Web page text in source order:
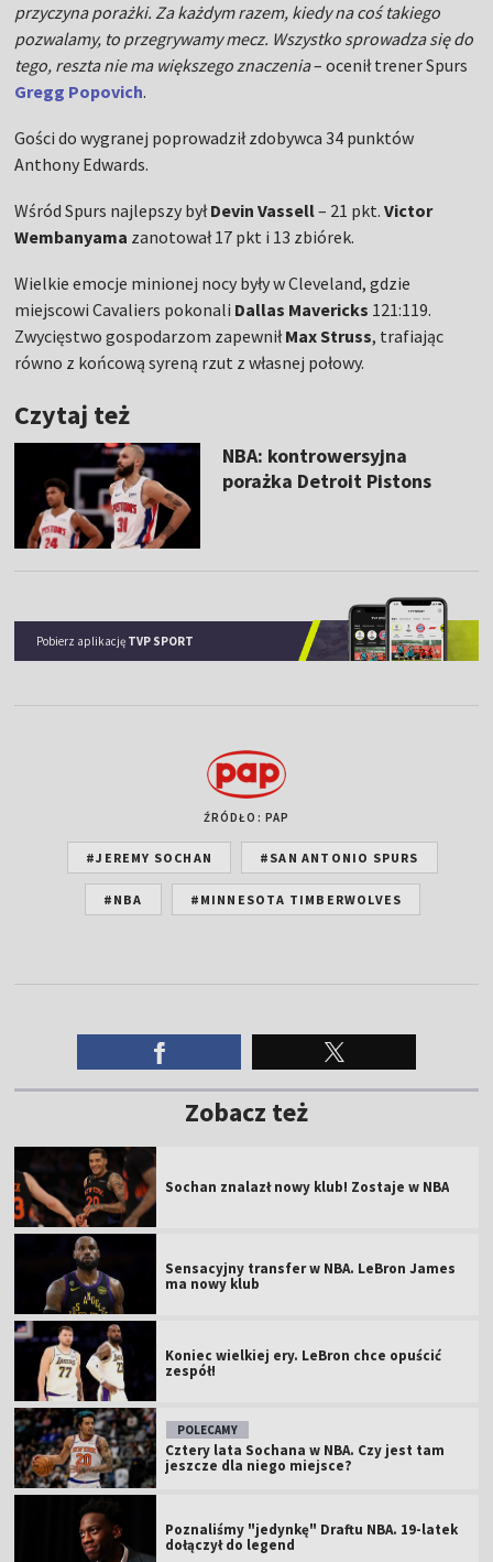
przyczyna porażki. Za każdym razem, kiedy na coś takiego
pozwalamy, to przegrywamy mecz. Wszystko sprowadza się do
tego, reszta nie ma większego znaczenia– ocenił trener Spurs
Gregg Popovich.
Gości do wygranej poprowadził zdobywca 34 punktów
Anthony Edwards.
Wśród Spurs najlepszy byłDevin Vassell– 21 pkt.Victor
Wembanyama zanotował 17 pkt i 13 zbiórek.
Wielkie emocje minionej nocy były w Cleveland, gdzie
miejscowi Cavaliers pokonali Dallas Mavericks 121:119.
Zwycięstwo gospodarzom zapewniłMax Struss, trafiając
równo z końcową syreną rzut z własnej połowy.
Czytaj też
NBA: kontrowersyjna
porażka Detroit Pistons
Pobierz aplikację TVP SPORT
ŹRÓDŁO: PAP
#JEREMY SOCHAN #SAN ANTONIO SPURS
#NBA #MINNESOTA TIMBERWOLVES
Zobacz też
Sochan znalazł nowy klub! Zostaje w NBA
Sensacyjny transfer w NBA. LeBron James
ma nowy klub
Koniec wielkiej ery. LeBron chce opuścić
zespół!
POLECAMY
Cztery lata Sochana w NBA. Czy jest tam
jeszcze dla niego miejsce?
Poznaliśmy "jedynkę" Draftu NBA. 19-latek
dołączył do legend